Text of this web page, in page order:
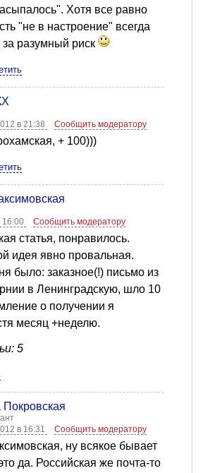
Хотя все равно
"не в настроение" всегда
за разумный риск
в 21:38
Сообщить модератору
+ 100)))
16:00
Сообщить модератору
статья, понравилось.
идея явно провальная.
было: заказное(!) письмо из
в Ленинградскую, шло 10
о получении я
месяц +неделю.
5
в 16:31
Сообщить модератору
ну всякое бывает
да. Российская же почта-то